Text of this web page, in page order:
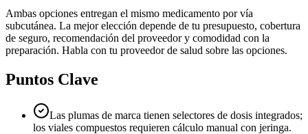
Ambas opciones entregan el mismo medicamento por vía
subcutánea. La mejor elección depende de tu presupuesto, cobertura
de seguro, recomendación del proveedor y comodidad con la
preparación. Habla con tu proveedor de salud sobre las opciones.
Puntos Clave
Las plumas de marca tienen selectores de dosis integrados;
los viales compuestos requieren cálculo manual con jeringa.